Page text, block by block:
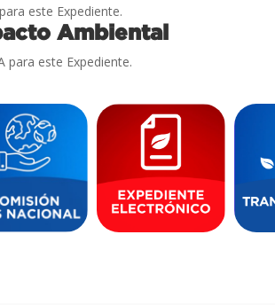
este Expediente.
Ambiental
para este Expediente.